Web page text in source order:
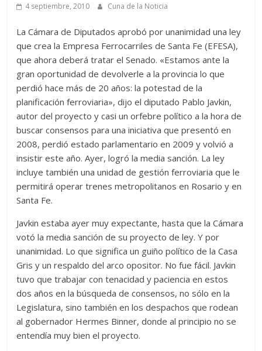
4 septiembre, 2010 Cuna de la Noticia
La Cámara de Diputados aprobó por unanimidad una ley
que crea la Empresa Ferrocarriles de Santa Fe (EFESA),
que ahora deberá tratar el Senado. «Estamos ante la
gran oportunidad de devolverle a la provincia lo que
perdió hace más de 20 años: la potestad de la
planificación ferroviaria», dijo el diputado Pablo Javkin,
autor del proyecto y casi un orfebre político a la hora de
buscar consensos para una iniciativa que presentó en
2008, perdió estado parlamentario en 2009 y volvió a
insistir este año. Ayer, logró la media sanción. La ley
incluye también una unidad de gestión ferroviaria que le
permitirá operar trenes metropolitanos en Rosario y en
Santa Fe.
Javkin estaba ayer muy expectante, hasta que la Cámara
votó la media sanción de su proyecto de ley. Y por
unanimidad. Lo que significa un guiño político de la Casa
Gris y un respaldo del arco opositor. No fue fácil. Javkin
tuvo que trabajar con tenacidad y paciencia en estos
dos años en la búsqueda de consensos, no sólo en la
Legislatura, sino también en los despachos que rodean
al gobernador Hermes Binner, donde al principio no se
entendía muy bien el proyecto.